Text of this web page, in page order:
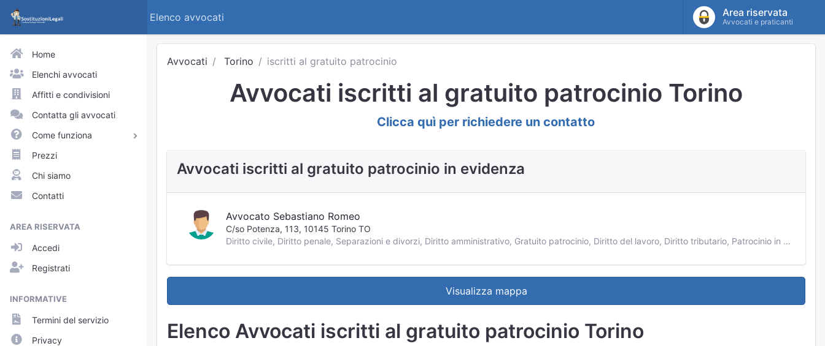
Elenco avvocati Area riservata
Avvocati e praticanti
Home
Elenchi avvocati
Affitti e condivisioni
Contatta gli avvocati
Come funziona
Avvocati e praticanti
Visitatori del sito
Approfondimenti
Profili pubblici
Richieste
Prezzi
Chi siamo
Contatti
AREA RISERVATA
Accedi
Registrati
INFORMATIVE
Termini del servizio
Privacy
Avvocati Torino iscritti al gratuito patrocinio
Avvocati iscritti al gratuito patrocinio Torino
Clicca quì per richiedere un contatto
Avvocati iscritti al gratuito patrocinio in evidenza
Avvocato Sebastiano Romeo
C/so Potenza, 113, 10145 Torino TO
Diritto civile, Diritto penale, Separazioni e divorzi, Diritto amministrativo, Gratuito patrocinio, Diritto del lavoro, Diritto tributario, Patrocinio in Cassazione, Diritto d'impresa, Cittadinanza ed immigrazione, Diritto civile minorile, Diritto penale minorile, Diritto bancario, Recupero crediti, Contrattualistica, Liti condominiali, Proprietà e locazioni, Successioni, Privacy, Diritto scolastico, Esecuzioni immobiliari
Visualizza mappa
Elenco Avvocati iscritti al gratuito patrocinio Torino